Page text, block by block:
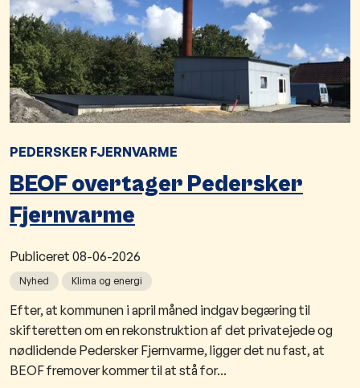
PEDERSKER FJERNVARME
BEOF overtager Pedersker
Fjernvarme
Publiceret 08-06-2026
Nyhed Klima og energi
Efter, at kommunen i april måned indgav begæring til
skifteretten om en rekonstruktion af det privatejede og
nødlidende Pedersker Fjernvarme, ligger det nu fast, at
BEOF fremover kommer til at stå for...